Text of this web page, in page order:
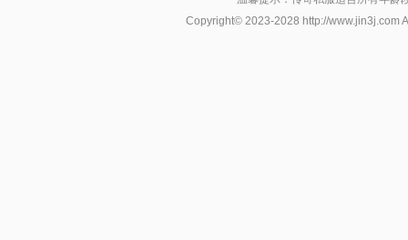
Copyright© 2023-2028 http://www.jin3j.com